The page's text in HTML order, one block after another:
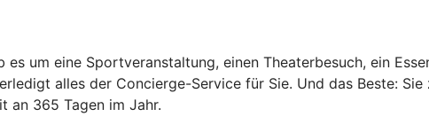
um eine Sportveranstaltung, einen Theaterbesuch, ein
alles der Concierge-Service für Sie. Und das Beste:
an 365 Tagen im Jahr.